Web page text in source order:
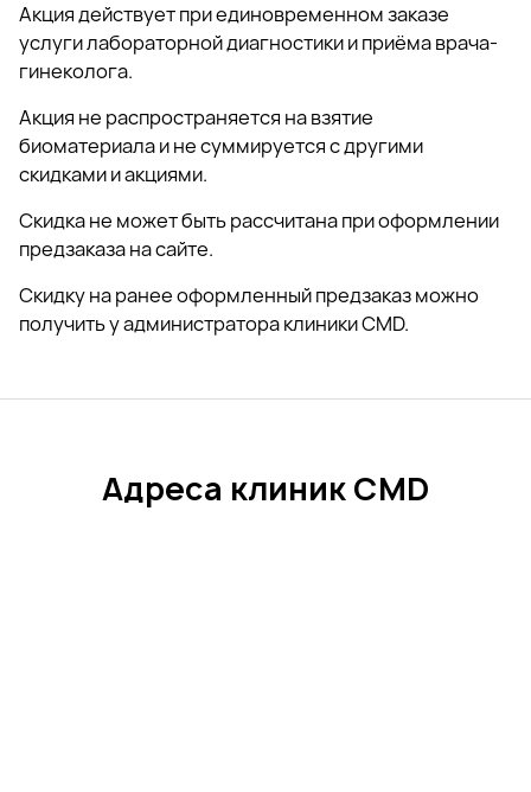
Акция действует при единовременном заказе
услуги лабораторной диагностики и приёма врача-
гинеколога.
Акция не распространяется на взятие
биоматериала и не суммируется с другими
скидками и акциями.
Скидка не может быть рассчитана при оформлении
предзаказа на сайте.
Скидку на ранее оформленный предзаказ можно
получить у администратора клиники CMD.
Адреса клиник CMD